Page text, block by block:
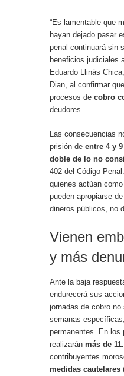
“Es lamentable que
hayan dejado pasar
penal continuará sin
beneficios judiciales
Eduardo Llinás
Dian, al confirmar
procesos de cobro
deudores.
Las consecuencias
prisión de entre 4 y
doble de lo no
402 del Código
quienes actúan
pueden apropiarse
dineros públicos, no
Vienen
y más
Ante la baja
endurecerá sus
jornadas de cobro
semanas
permanentes. En los
realizarán más de
contribuyentes
medidas cautelares